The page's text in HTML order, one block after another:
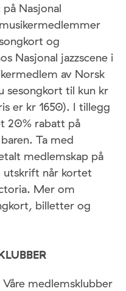
Nasjonal
og
Nasjonal jazzscene i
av Norsk
sesongkort til kun kr
er kr 1650). I tillegg
20% rabatt på
Ta med
medlemskap på
utskrift når kortet
Mer om
billetter og
medlemsklubber